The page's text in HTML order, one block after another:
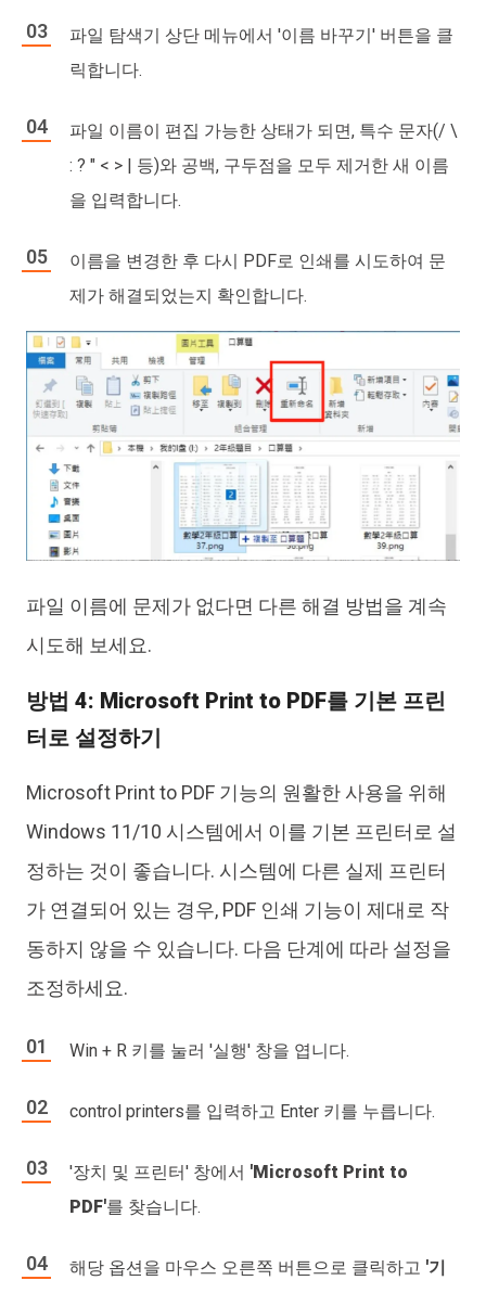
파일 탐색기 상단 메뉴에서 '이름 바꾸기' 버튼을 클
릭합니다.
파일 이름이 편집 가능한 상태가 되면, 특수 문자(/ \
: ? " < > | 등)와 공백, 구두점을 모두 제거한 새 이름
을 입력합니다.
이름을 변경한 후 다시 PDF로 인쇄를 시도하여 문
제가 해결되었는지 확인합니다.
파일 이름에 문제가 없다면 다른 해결 방법을 계속
시도해 보세요.
방법 4: Microsoft Print to PDF를 기본 프린
터로 설정하기
Microsoft Print to PDF 기능의 원활한 사용을 위해
Windows 11/10 시스템에서 이를 기본 프린터로 설
정하는 것이 좋습니다. 시스템에 다른 실제 프린터
가 연결되어 있는 경우, PDF 인쇄 기능이 제대로 작
동하지 않을 수 있습니다. 다음 단계에 따라 설정을
조정하세요.
Win + R 키를 눌러 '실행' 창을 엽니다.
control printers를 입력하고 Enter 키를 누릅니다.
'장치 및 프린터' 창에서 'Microsoft Print to
PDF'를 찾습니다.
해당 옵션을 마우스 오른쪽 버튼으로 클릭하고 '기